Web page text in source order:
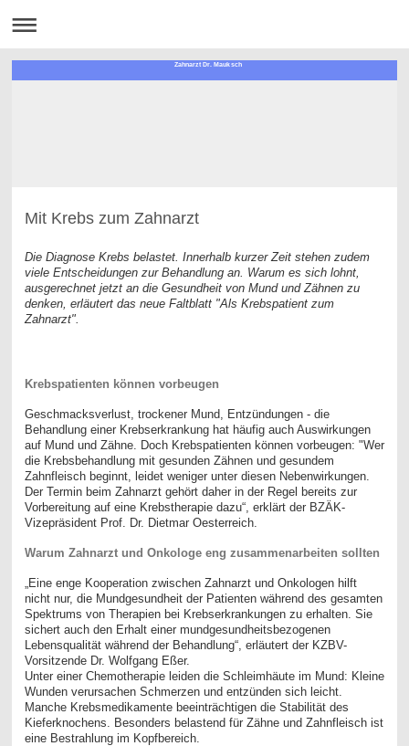
Zahnarzt Dr. Mauksch
Mit Krebs zum Zahnarzt
Die Diagnose Krebs belastet. Innerhalb kurzer Zeit stehen zudem
viele Entscheidungen zur Behandlung an. Warum es sich lohnt,
ausgerechnet jetzt an die Gesundheit von Mund und Zähnen zu
denken, erläutert das neue Faltblatt "Als Krebspatient zum
Zahnarzt".
Krebspatienten können vorbeugen
Geschmacksverlust, trockener Mund, Entzündungen - die
Behandlung einer Krebserkrankung hat häufig auch Auswirkungen
auf Mund und Zähne. Doch Krebspatienten können vorbeugen: "Wer
die Krebsbehandlung mit gesunden Zähnen und gesundem
Zahnfleisch beginnt, leidet weniger unter diesen Nebenwirkungen.
Der Termin beim Zahnarzt gehört daher in der Regel bereits zur
Vorbereitung auf eine Krebstherapie dazu“, erklärt der BZÄK-
Vizepräsident Prof. Dr. Dietmar Oesterreich.
Warum Zahnarzt und Onkologe eng zusammenarbeiten sollten
„Eine enge Kooperation zwischen Zahnarzt und Onkologen hilft
nicht nur, die Mundgesundheit der Patienten während des gesamten
Spektrums von Therapien bei Krebserkrankungen zu erhalten. Sie
sichert auch den Erhalt einer mundgesundheitsbezogenen
Lebensqualität während der Behandlung“, erläutert der KZBV-
Vorsitzende Dr. Wolfgang Eßer.
Unter einer Chemotherapie leiden die Schleimhäute im Mund: Kleine
Wunden verursachen Schmerzen und entzünden sich leicht.
Manche Krebsmedikamente beeinträchtigen die Stabilität des
Kieferknochens. Besonders belastend für Zähne und Zahnfleisch ist
eine Bestrahlung im Kopfbereich.